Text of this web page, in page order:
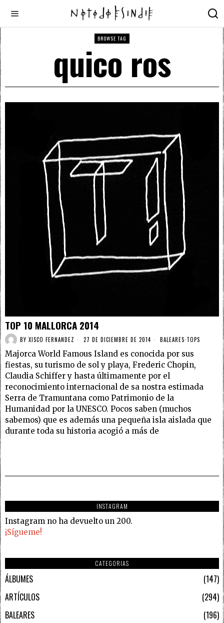
BROWSE TAG
quico ros
TOP 10 MALLORCA 2014
BY XISCO FERNANDEZ 27 DE DICIEMBRE DE 2014 BALEARES·TOPS
Majorca World Famous Island es conocida por sus
fiestas, su turismo de sol y playa, Frederic Chopin,
Claudia Schiffer y hasta últimamente por el
reconocimiento internacional de sa nostra estimada
Serra de Tramuntana como Patrimonio de la
Humanidad por la UNESCO. Pocos saben (muchos
sabemos) que es además una pequeña isla aislada que
durante toda su historia acogió a más de
INSTAGRAM
Instagram no ha devuelto un 200.
¡Sígueme!
CATEGORIAS
ÁLBUMES
147
ARTÍCULOS
294
BALEARES
196